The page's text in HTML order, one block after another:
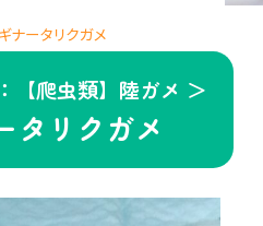
ナータリクガメ
【爬虫類】陸ガメ ＞
タリクガメ